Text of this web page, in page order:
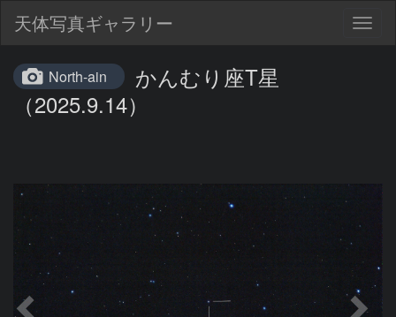
天体写真ギャラリー
North-ain
かんむり座T星
（2025.9.14）